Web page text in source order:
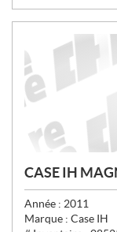
CASE IH
Année : 2011
Marque : Case IH